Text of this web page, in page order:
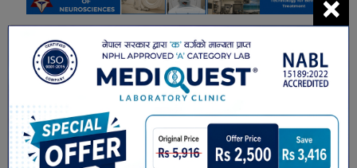
सम्बंधित खबरहरु